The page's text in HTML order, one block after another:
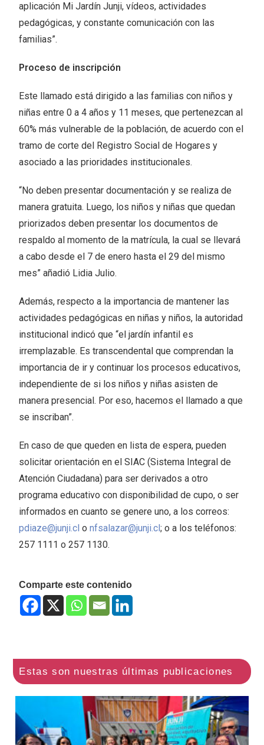
aplicación Mi Jardín Junji, vídeos, actividades
pedagógicas, y constante comunicación con las
familias”.
Proceso de inscripción
Este llamado está dirigido a las familias con niños y
niñas entre 0 a 4 años y 11 meses, que pertenezcan al
60% más vulnerable de la población, de acuerdo con el
tramo de corte del Registro Social de Hogares y
asociado a las prioridades institucionales.
“No deben presentar documentación y se realiza de
manera gratuita. Luego, los niños y niñas que quedan
priorizados deben presentar los documentos de
respaldo al momento de la matrícula, la cual se llevará
a cabo desde el 7 de enero hasta el 29 del mismo
mes” añadió Lidia Julio.
Además, respecto a la importancia de mantener las
actividades pedagógicas en niñas y niños, la autoridad
institucional indicó que “el jardín infantil es
irremplazable. Es transcendental que comprendan la
importancia de ir y continuar los procesos educativos,
independiente de si los niños y niñas asisten de
manera presencial. Por eso, hacemos el llamado a que
se inscriban”.
En caso de que queden en lista de espera, pueden
solicitar orientación en el SIAC (Sistema Integral de
Atención Ciudadana) para ser derivados a otro
programa educativo con disponibilidad de cupo, o ser
informados en cuanto se genere uno, a los correos:
pdiaze@junji.cl onfsalazar@junji.cl; o a los teléfonos:
257 1111 o 257 1130.
Comparte este contenido